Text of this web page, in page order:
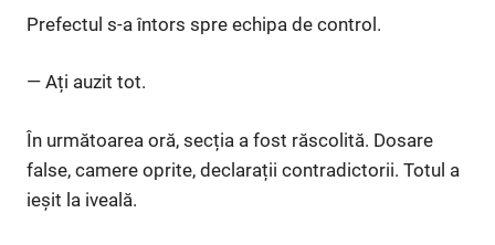
Prefectul s-a întors spre echipa de control.
— Ați auzit tot.
În următoarea oră, secția a fost răscolită. Dosare
false, camere oprite, declarații contradictorii. Totul a
ieșit la iveală.